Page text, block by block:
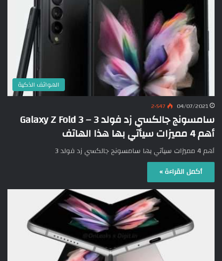
الهواتف الذكية
04/07/2021 2٬547
سامسونج جالكسي زد فولد 3 – Galaxy Z Fold 3
أهم 4 مميزات سيأتي بها هذا الهاتف
أهم 4 مميزات سيأتي بها سامسونج جالكسي زد فولد 3
أكمل القراءة »